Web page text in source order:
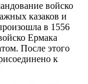
войско
казаков и
в 1556
Ермака
После этого
к